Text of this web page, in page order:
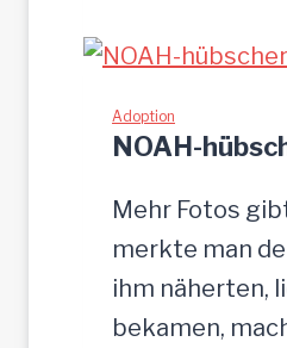
n
–
G
n
a
d
Adoption
NOAH-
Mehr Fotos
merkte man
ihm näherten,
bekamen,